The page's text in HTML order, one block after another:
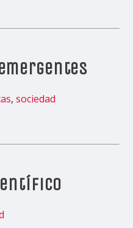
,sociedad